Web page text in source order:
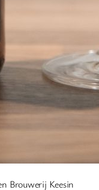
Brouwerij Keesin